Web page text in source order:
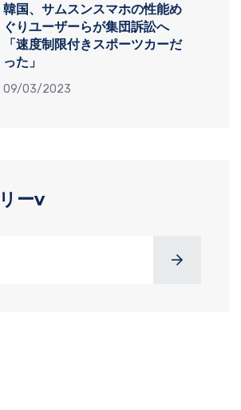
韓国、サムスンスマホの性能め
ぐりユーザーらが集団訴訟へ
「速度制限付きスポーツカーだ
った」
09/03/2023
ーv